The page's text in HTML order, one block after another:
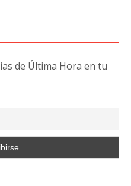
de Última Hora en tu